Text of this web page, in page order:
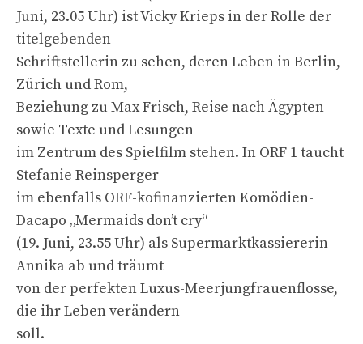
Juni, 23.05 Uhr) ist Vicky Krieps in der Rolle der
titelgebenden
Schriftstellerin zu sehen, deren Leben in Berlin,
Zürich und Rom,
Beziehung zu Max Frisch, Reise nach Ägypten
sowie Texte und Lesungen
im Zentrum des Spielfilm stehen. In ORF 1 taucht
Stefanie Reinsperger
im ebenfalls ORF-kofinanzierten Komödien-
Dacapo „Mermaids don’t cry“
(19. Juni, 23.55 Uhr) als Supermarktkassiererin
Annika ab und träumt
von der perfekten Luxus-Meerjungfrauenflosse,
die ihr Leben verändern
soll.